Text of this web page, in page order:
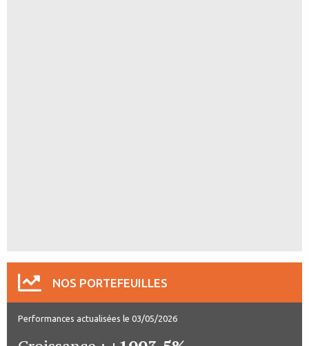
NOS PORTEFEUILLES
Performances actualisées le 03/05/2026